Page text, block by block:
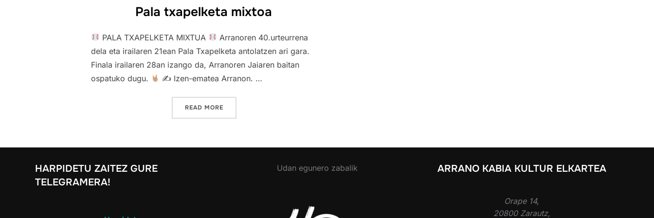
Pala txapelketa mixtoa
PALA TXAPELKETA MIXTUA
Arranoren 40.urteurrena
dela eta irailaren 21ean Pala Txapelketa antolatzen ari gara.
Finala irailaren 28an izango da, Arranoren Jaiaren baitan
ospatuko dugu.
✍ Izen-ematea Arranon. …
READ MORE
HARPIDETU ZAITEZ GURE
TELEGRAMERA!
Udan egunero zabalik ARRANO KABIA KULTUR ELKARTEA
Orape 14,
20800 Zarautz,